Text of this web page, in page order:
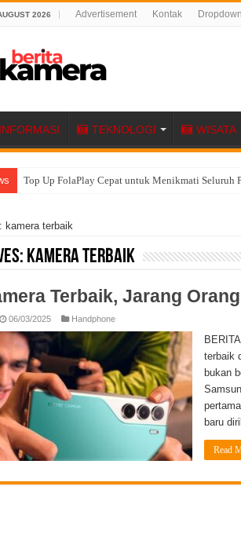
2026 Advertisement Kontak Dropdown
INFORMASI TEKNOLOGI WISATA
Top Up FolaPlay Cepat untuk Menikmati Seluruh
kamera terbaik
kamera terbaik
Terbaik, Jarang
06/03/2025 Handphone
terbaik
bukan
baru
Read